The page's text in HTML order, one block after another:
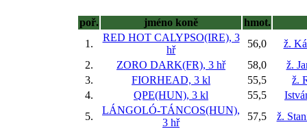
poř. jméno koně
hmot.
1.
RED HOT CALYPSO(IRE), 3
hř
56,0
ž.
2.
ZORO DARK(FR), 3 hř 58,0
ž.
3.
FIORHEAD, 3 kl 55,5
ž.
4.
QPE(HUN), 3 kl 55,5
5.
LÁNGOLÓ-TÁNCOS(HUN),
3 hř
57,5
ž.